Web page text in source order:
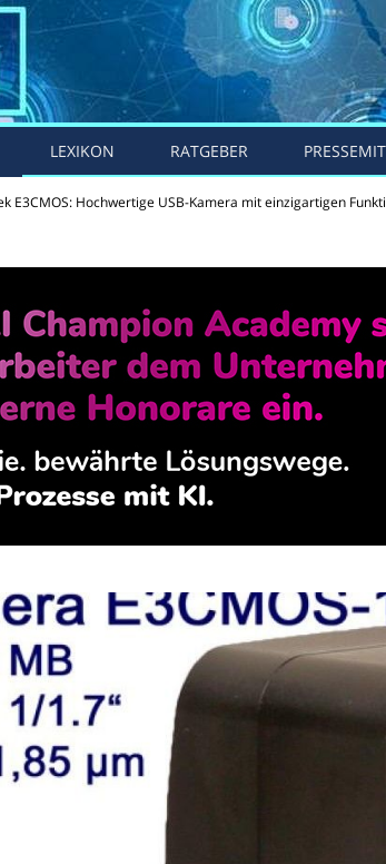
LEXIKON RATGEBER
E3CMOS: Hochwertige USB-Kamera mit einzigartigen